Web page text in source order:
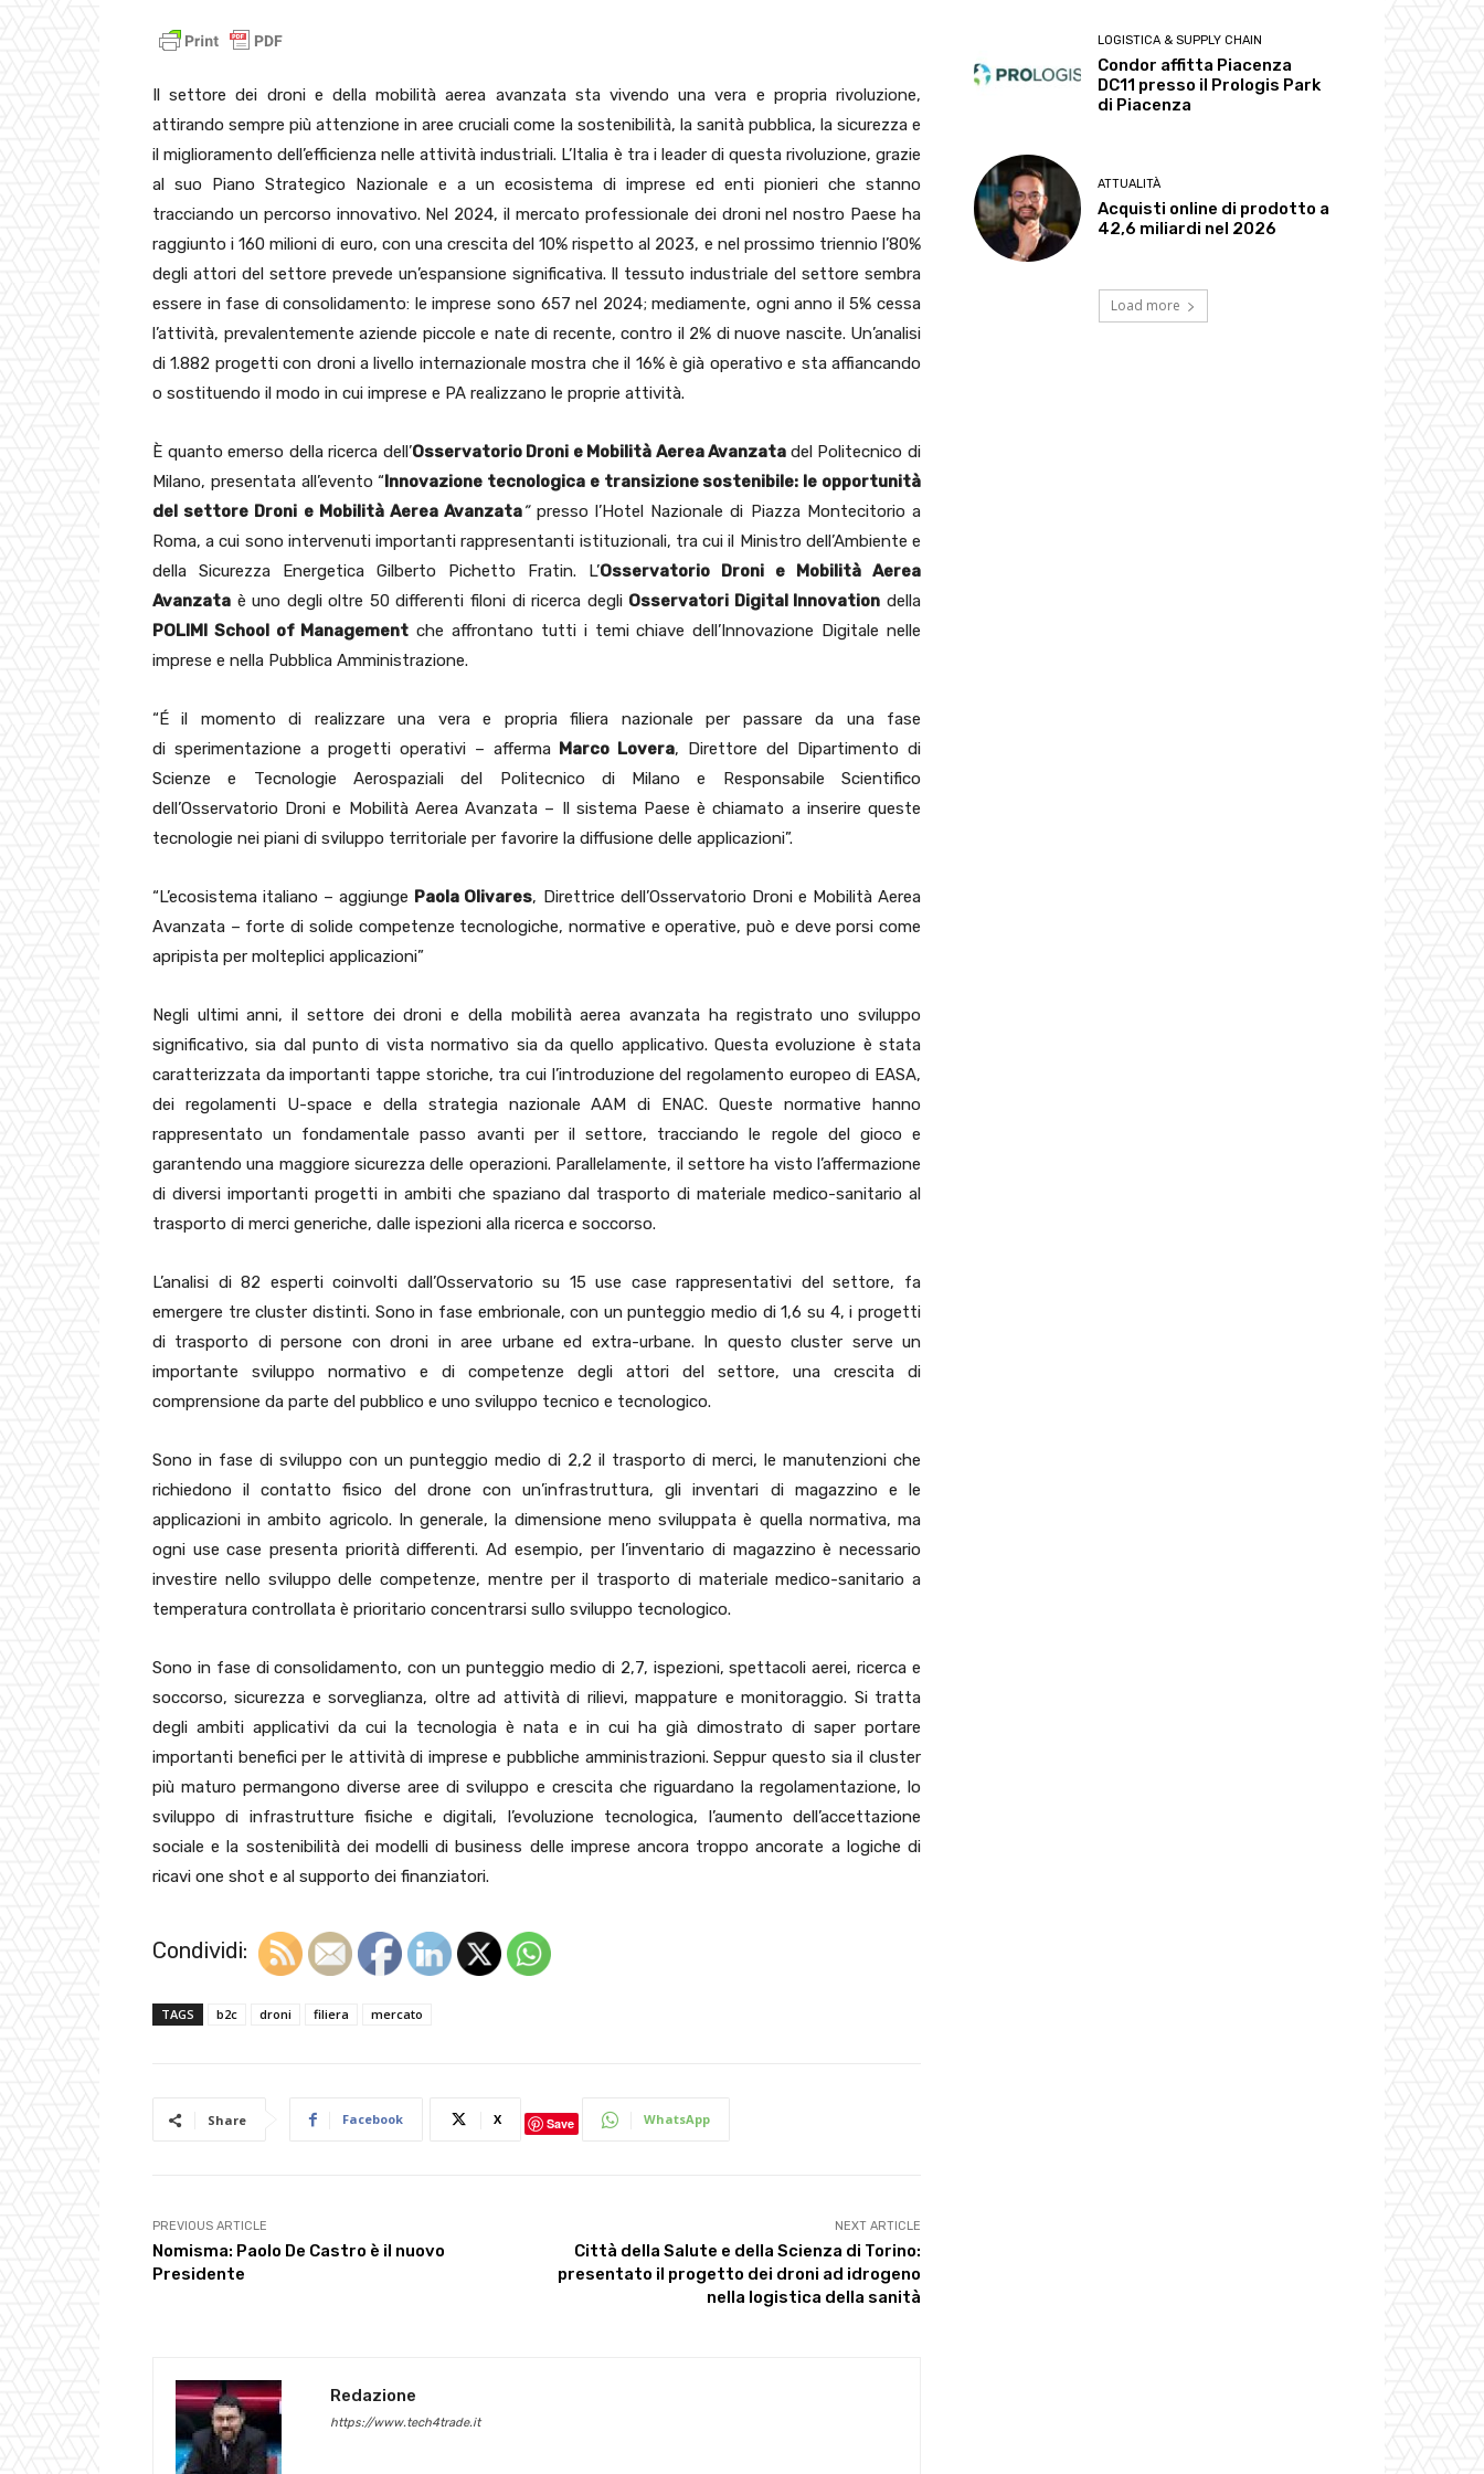
Il settore dei droni e della mobilità aerea avanzata sta vivendo una vera e propria rivoluzione,
attirando sempre più attenzione in aree cruciali come la sostenibilità, la sanità pubblica, la sicurezza e
il miglioramento dell’efficienza nelle attività industriali. L’Italia è tra i leader di questa rivoluzione, grazie
al suo Piano Strategico Nazionale e a un ecosistema di imprese ed enti pionieri che stanno
tracciando un percorso innovativo. Nel 2024, il mercato professionale dei droni nel nostro Paese ha
raggiunto i 160 milioni di euro, con una crescita del 10% rispetto al 2023, e nel prossimo triennio l’80%
degli attori del settore prevede un’espansione significativa. Il tessuto industriale del settore sembra
essere in fase di consolidamento: le imprese sono 657 nel 2024; mediamente, ogni anno il 5% cessa
l’attività, prevalentemente aziende piccole e nate di recente, contro il 2% di nuove nascite. Un’analisi
di 1.882 progetti con droni a livello internazionale mostra che il 16% è già operativo e sta affiancando
o sostituendo il modo in cui imprese e PA realizzano le proprie attività.
È quanto emerso della ricerca dell’Osservatorio Droni e Mobilità Aerea Avanzata del Politecnico di
Milano, presentata all’evento “Innovazione tecnologica e transizione sostenibile: le opportunità
del settore Droni e Mobilità Aerea Avanzata” presso l’Hotel Nazionale di Piazza Montecitorio a
Roma, a cui sono intervenuti importanti rappresentanti istituzionali, tra cui il Ministro dell’Ambiente e
della Sicurezza Energetica Gilberto Pichetto Fratin. L’Osservatorio Droni e Mobilità Aerea
Avanzata è uno degli oltre 50 differenti filoni di ricerca degli Osservatori Digital Innovation della
POLIMI School of Management che affrontano tutti i temi chiave dell’Innovazione Digitale nelle
imprese e nella Pubblica Amministrazione.
“É il momento di realizzare una vera e propria filiera nazionale per passare da una fase
di sperimentazione a progetti operativi – afferma Marco Lovera, Direttore del Dipartimento di
Scienze e Tecnologie Aerospaziali del Politecnico di Milano e Responsabile Scientifico
dell’Osservatorio Droni e Mobilità Aerea Avanzata – Il sistema Paese è chiamato a inserire queste
tecnologie nei piani di sviluppo territoriale per favorire la diffusione delle applicazioni”.
“L’ecosistema italiano – aggiunge Paola Olivares, Direttrice dell’Osservatorio Droni e Mobilità Aerea
Avanzata – forte di solide competenze tecnologiche, normative e operative, può e deve porsi come
apripista per molteplici applicazioni”
Negli ultimi anni, il settore dei droni e della mobilità aerea avanzata ha registrato uno sviluppo
significativo, sia dal punto di vista normativo sia da quello applicativo. Questa evoluzione è stata
caratterizzata da importanti tappe storiche, tra cui l’introduzione del regolamento europeo di EASA,
dei regolamenti U-space e della strategia nazionale AAM di ENAC. Queste normative hanno
rappresentato un fondamentale passo avanti per il settore, tracciando le regole del gioco e
garantendo una maggiore sicurezza delle operazioni. Parallelamente, il settore ha visto l’affermazione
di diversi importanti progetti in ambiti che spaziano dal trasporto di materiale medico-sanitario al
trasporto di merci generiche, dalle ispezioni alla ricerca e soccorso.
L’analisi di 82 esperti coinvolti dall’Osservatorio su 15 use case rappresentativi del settore, fa
emergere tre cluster distinti. Sono in fase embrionale, con un punteggio medio di 1,6 su 4, i progetti
di trasporto di persone con droni in aree urbane ed extra-urbane. In questo cluster serve un
importante sviluppo normativo e di competenze degli attori del settore, una crescita di
comprensione da parte del pubblico e uno sviluppo tecnico e tecnologico.
Sono in fase di sviluppo con un punteggio medio di 2,2 il trasporto di merci, le manutenzioni che
richiedono il contatto fisico del drone con un’infrastruttura, gli inventari di magazzino e le
applicazioni in ambito agricolo. In generale, la dimensione meno sviluppata è quella normativa, ma
ogni use case presenta priorità differenti. Ad esempio, per l’inventario di magazzino è necessario
investire nello sviluppo delle competenze, mentre per il trasporto di materiale medico-sanitario a
temperatura controllata è prioritario concentrarsi sullo sviluppo tecnologico.
Sono in fase di consolidamento, con un punteggio medio di 2,7, ispezioni, spettacoli aerei, ricerca e
soccorso, sicurezza e sorveglianza, oltre ad attività di rilievi, mappature e monitoraggio. Si tratta
degli ambiti applicativi da cui la tecnologia è nata e in cui ha già dimostrato di saper portare
importanti benefici per le attività di imprese e pubbliche amministrazioni. Seppur questo sia il cluster
più maturo permangono diverse aree di sviluppo e crescita che riguardano la regolamentazione, lo
sviluppo di infrastrutture fisiche e digitali, l’evoluzione tecnologica, l’aumento dell’accettazione
sociale e la sostenibilità dei modelli di business delle imprese ancora troppo ancorate a logiche di
ricavi one shot e al supporto dei finanziatori.
Condividi:
TAGS b2c droni filiera mercato
Share Facebook X Save WhatsApp
PREVIOUS ARTICLE
Nomisma: Paolo De Castro è il nuovo
Presidente
NEXT ARTICLE
Città della Salute e della Scienza di Torino:
presentato il progetto dei​​​​ droni ad idrogeno
nella logistica della sanità
Redazione
https://www.tech4trade.it
LOGISTICA & SUPPLY CHAIN
Condor affitta Piacenza
DC11 presso il Prologis Park
di Piacenza
ATTUALITÀ
Acquisti online di prodotto a
42,6 miliardi nel 2026
Load more